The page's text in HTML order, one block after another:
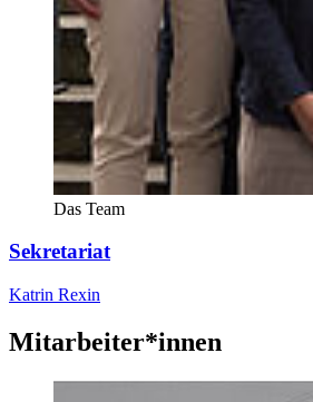
Das Team
Sekretariat
Katrin Rexin
Mitarbeiter*innen